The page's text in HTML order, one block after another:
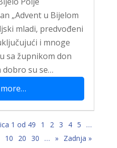
„Advent u Bijelom
mladi, predvođeni
i mnoge
sa župnikom don
dobro su se…
1 od 49 1 2 3 4 5
…
10
20 30 … » Zadnja »